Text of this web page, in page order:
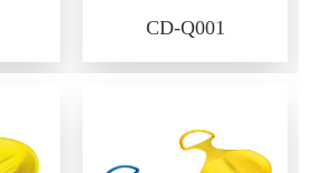
CD-Q001